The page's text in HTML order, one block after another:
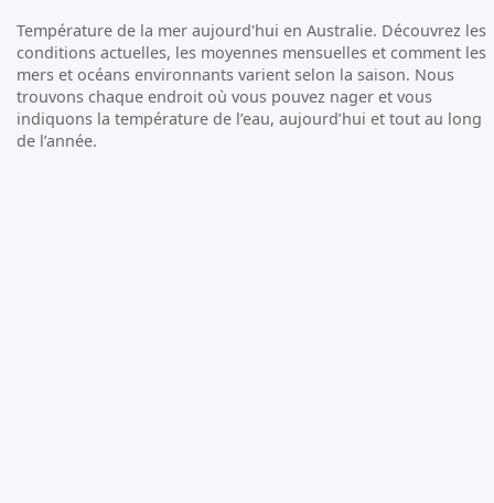
Température de la mer aujourd'hui en Australie. Découvrez les
conditions actuelles, les moyennes mensuelles et comment les
mers et océans environnants varient selon la saison. Nous
trouvons chaque endroit où vous pouvez nager et vous
indiquons la température de l’eau, aujourd’hui et tout au long
de l’année.